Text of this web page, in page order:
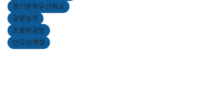
경기문화유산학교
광명농악
조물딱공방
단오선체험